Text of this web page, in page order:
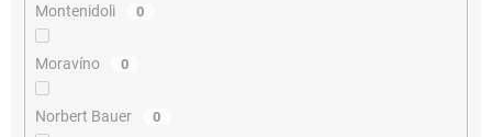
Montenidoli 0
Moravíno 0
Norbert Bauer 0